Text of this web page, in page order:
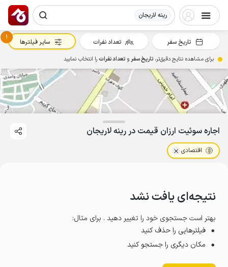
رینه لاریجان
اجاره سوئیت ارزان قیمت در رینه لاریجان
اقتصادی
نتیجه‌ای یافت نشد
بهتر است جستجوی خود را تغییر دهید . برای مثال:
فیلترهایی را حذف کنید
مکان دیگری را جستجو کنید
تاریخ سفر تعداد نفرات
1
سایر فیلترها
برای مشاهده نتایج دقیق‌تر، تاریخ سفرو تعداد نفراترا انتخاب نمایید